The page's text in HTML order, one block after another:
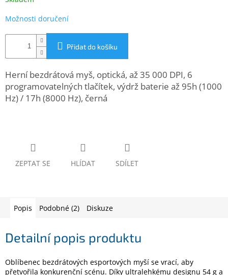
www.inpraise.cz
a
Cyklo
a
zahrada
Počítače
Možnosti doručení
Přidat do košíku
Herní bezdrátová myš, optická, až 35 000 DPI, 6
programovatelných tlačítek, výdrž baterie až 95h (1000
Hz) / 17h (8000 Hz), černá
ZEPTAT SE HLÍDAT SDÍLET
Popis Podobné (2) Diskuze
Detailní popis produktu
Oblíbenec bezdrátových esportových myší se vrací, aby
přetvořila konkurenční scénu. Díky ultralehkému designu 54 g a